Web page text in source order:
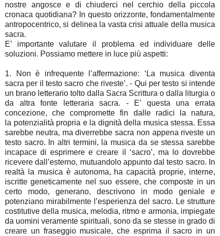
nostre angosce e di chiuderci nel cerchio della piccola
cronaca quotidiana? In questo orizzonte, fondamentalmente
antropocentrico, si delinea la vasta crisi attuale della musica
sacra.
E’ importante valutare il problema ed individuare delle
soluzioni. Possiamo mettere in luce più aspetti:
1. Non è infrequente l’affermazione: ‘La musica diventa
sacra per il testo sacro che riveste’. - Qui per testo si intende
un brano letterario tolto dalla Sacra Scrittura o dalla liturgia o
da altra fonte letteraria sacra. - E’ questa una errata
concezione, che compromette fin dalle radici la natura,
la potenzialità propria e la dignità della musica stessa. Essa
sarebbe neutra, ma diverrebbe sacra non appena riveste un
testo sacro. In altri termini, la musica da se stessa sarebbe
incapace di esprimere e creare il ‘sacro’, ma lo dovrebbe
ricevere dall’esterno, mutuandolo appunto dal testo sacro. In
realtà la musica è autonoma, ha capacità proprie, interne,
iscritte geneticamente nel suo essere, che composte in un
certo modo, generano, descrivono in modo geniale e
potenziano mirabilmente l’esperienza del sacro. Le strutture
costitutive della musica, melodia, ritmo e armonia, impiegate
da uomini veramente spirituali, sono da se stesse in grado di
creare un fraseggio musicale, che esprima il sacro in un